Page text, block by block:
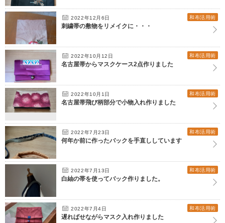
2022年12月6日 和布活用術
刺繍帯の敷物をリメイクに・・・
2022年10月12日 和布活用術
名古屋帯からマスクケース2点作りました
2022年10月1日 和布活用術
名古屋帯飛び柄部分で小物入れ作りました
2022年7月23日 和布活用術
何年か前に作ったバックを手直ししています
2022年7月13日 和布活用術
白紬の帯を使ってバック作りました。
2022年7月4日 和布活用術
遅ればせながらマスク入れ作りました